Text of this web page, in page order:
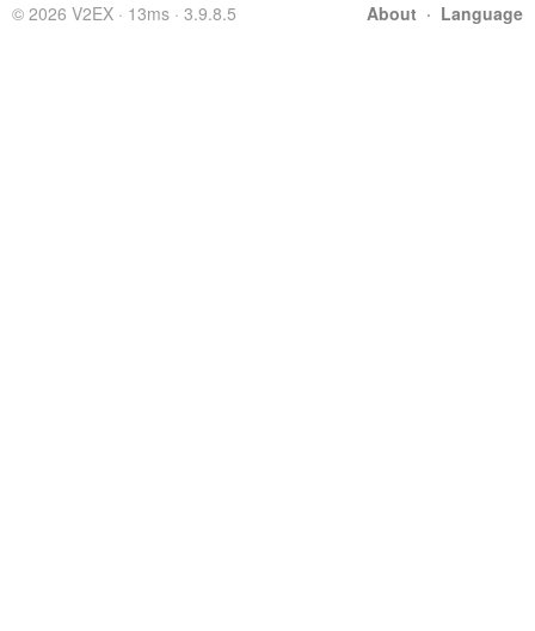
About · Language
© 2026 V2EX · 13ms · 3.9.8.5